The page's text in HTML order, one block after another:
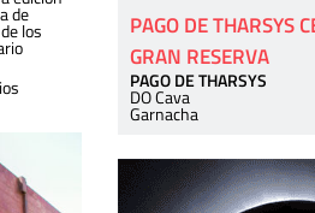
de
los
PAGO DE THARSYS
GRAN RESERVA
PAGO DE THARSYS
DO Cava
Garnacha